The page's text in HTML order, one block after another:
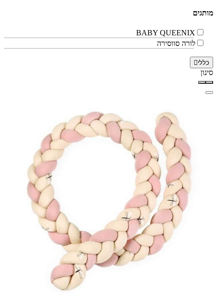
מותגים
BABY QUEENIX
לורה סווסירה
כללי
סינון